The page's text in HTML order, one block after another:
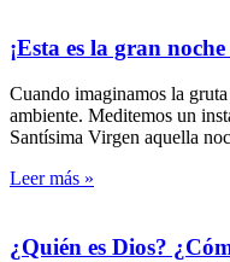
¡Esta es la gran
Cuando imaginamos la
ambiente. Meditemos un
Santísima Virgen aquella
Leer más »
¿Quién es Dios?